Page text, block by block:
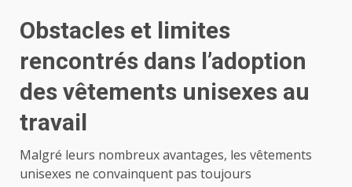
Obstacles et limites
rencontrés dans l’adoption
des vêtements unisexes au
travail
Malgré leurs nombreux avantages, les vêtements
unisexes ne convainquent pas toujours